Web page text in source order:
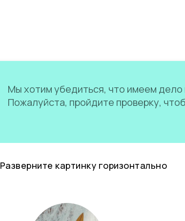
Мы хотим убедиться, что имеем дело
Пожалуйста, пройдите проверку,
Разверните картинку горизонтально